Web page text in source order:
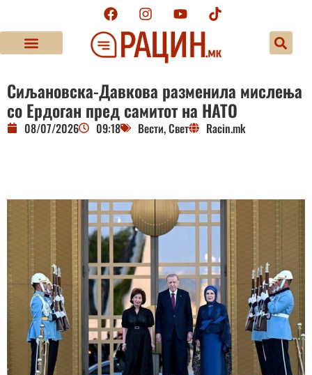
Сиљановска-Давкова разменила мислења
со Ердоган пред самитот на НАТО
08/07/2026 09:18 Вести,Свет Racin.mk